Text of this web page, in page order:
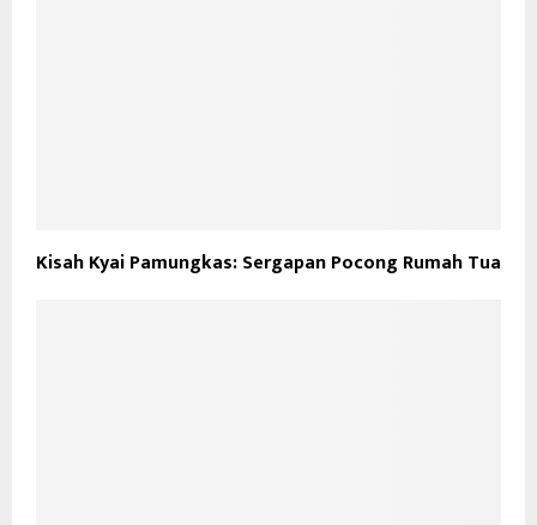
Kisah Kyai Pamungkas: Sergapan Pocong Rumah Tua